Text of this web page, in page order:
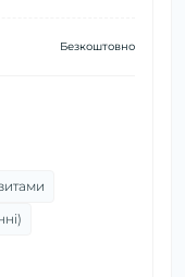
Безкоштовно